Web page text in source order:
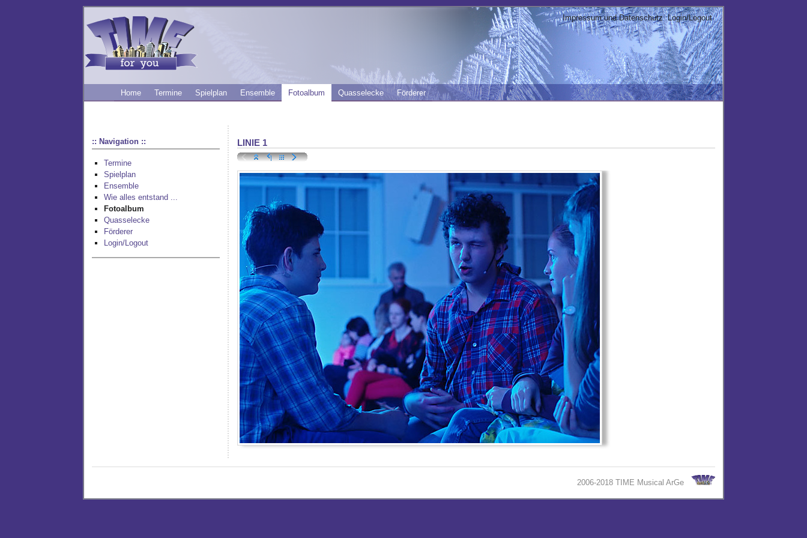
Impressum und Datenschutz Login/Logout
Home Termine Spielplan Ensemble Fotoalbum Quasselecke Förderer
:: Navigation ::
Termine
Spielplan
Ensemble
Wie alles entstand ...
Fotoalbum
Quasselecke
Förderer
Login/Logout
LINIE 1
2006-2018 TIME Musical ArGe